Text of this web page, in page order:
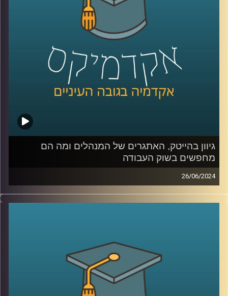
החשמליות, שככל הנראה היה גדל אפילו יותר השנה הסוללות
הן הרכיב היקר ביותר ברכבים חשמליים, וכולם מנסים לייצר
סוללות מהירות בעלות נמוכה יותר שיוכלו להוריד את מחיר
כדי להבין מה קורה בשוק הזה, אילו חידושים יש ומה האתגרים
הצטרפה אלינו היום ד"ר מיכל וקרט וולקין, משקיעה, ד״ר
בפיזיקה וחומרים, חברת דירקטוריון בחברות ציבוריות
קרדיט תמונות:AudioVersity
גיוון בהייטק, האתגרים של המנהלים ומה הם
מחפשים בשוק העבודה
26/06/2024
בימים כה קשים של חוסר ודאות יש צורך במנהיגות עסקית,
חברתית וציבורית חזקה וגם צורך בגיוון משמעותי בין היתר
אז כחלק מהמאמצים לספק הזדמנות שווה לתושבי העוטף
להשתלב בהייטק ולחזק את הדרום בתקופה הזו ולמרות
שהענף מתמודד עם ירידה בגיוסי ההון, בית הספר להייטק של
גוגל ואוניברסיטת רייכמן, בשיתוף עם אמדוקס ישראל ועיריית
שדרות, השיקו בימים אלו שלוחה של בית הספר להייטק